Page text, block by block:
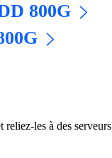
800G
les à des serveurs